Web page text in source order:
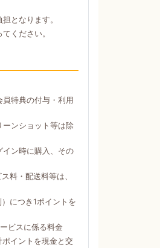
となります。
ください。
特典の付与・利用
ーンショット等は除
イン時に購入、その
料・配送料等は、
につき1ポイントを
ビスに係る料金
イントを現金と交